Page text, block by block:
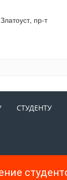
пр-т
СТУДЕНТУ